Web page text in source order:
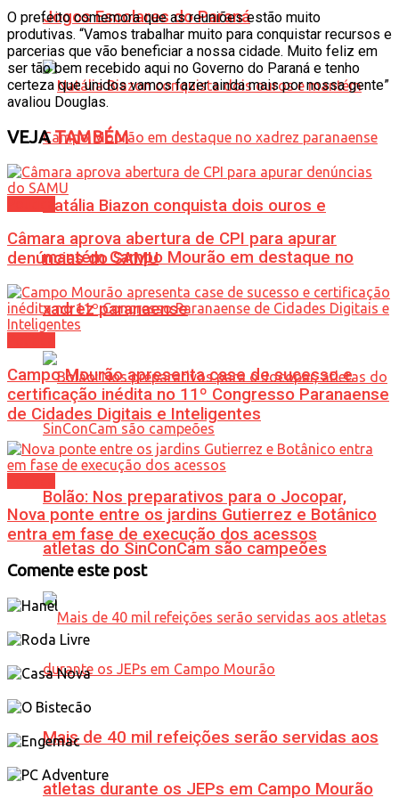
Jogos Escolares do Paraná
Natália Biazon conquista dois ouros e
mantém Campo Mourão em destaque no
xadrez paranaense
Bolão: Nos preparativos para o Jocopar,
atletas do SinConCam são campeões
Mais de 40 mil refeições serão servidas aos
atletas durante os JEPs em Campo Mourão
O prefeito comemora que as reuniões estão muito
produtivas. “Vamos trabalhar muito para conquistar recursos e
parcerias que vão beneficiar a nossa cidade. Muito feliz em
ser tão bem recebido aqui no Governo do Paraná e tenho
certeza que unidos vamos fazer ainda mais por nossa gente”
avaliou Douglas.
VEJATAMBÉM
Câmara aprova abertura de CPI para apurar
denúncias do SAMU
Campo Mourão apresenta case de sucesso e
certificação inédita no 11º Congresso Paranaense
de Cidades Digitais e Inteligentes
Nova ponte entre os jardins Gutierrez e Botânico
entra em fase de execução dos acessos
Comente este post